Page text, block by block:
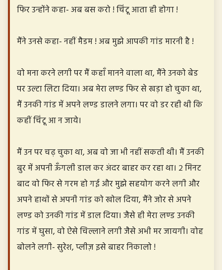
फिर उन्होंने कहा- अब बस करो ! चिंटू आता ही होगा !
मैंने उनसे कहा- नहीं मैडम ! अब मुझे आपकी गांड मारनी है !
वो मना करने लगी पर मैं कहाँ मानने वाला था, मैंने उनको बेड
पर उल्टा लिटा दिया। अब मेरा लण्ड फिर से खड़ा हो चुका था,
मैं उनकी गांड में अपने लण्ड डालने लगा। पर वो डर रही थी कि
कहीं चिंटू आ न जाये।
मैं उन पर चढ़ चुका था, अब वो जा भी नहीं सकती थी। मैं उनकी
बुर में अपनी ऊँगली डाल कर अंदर बाहर कर रहा था। २ मिनट
बाद वो फिर से गरम हो गई और मुझे सहयोग करने लगी और
अपने हाथों से अपनी गांड को खोल दिया, मैंने जोर से अपने
लण्ड को उनकी गांड में डाल दिया। जैसे ही मेरा लण्ड उनकी
गांड में घुसा, वो ऐसे चिल्लाने लगी जैसे अभी मर जायगी। वोह
बोलने लगी- सुरेश, प्लीज़ इसे बाहर निकालो !